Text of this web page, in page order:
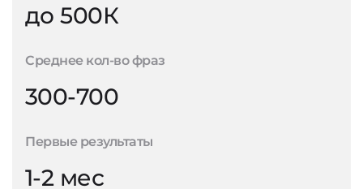
до 500К
Среднее кол-во фраз
300-700
Первые результаты
1-2 мес